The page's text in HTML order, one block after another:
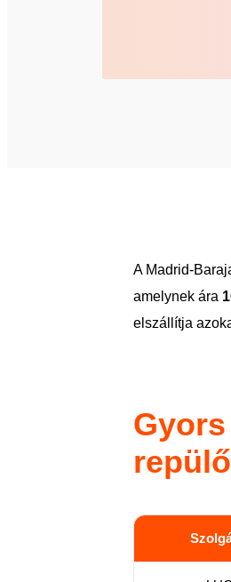
A Madrid-
amelynek ára
elszállítja